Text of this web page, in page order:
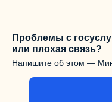
Проблемы с
или плохая связь?
Напишите об этом —